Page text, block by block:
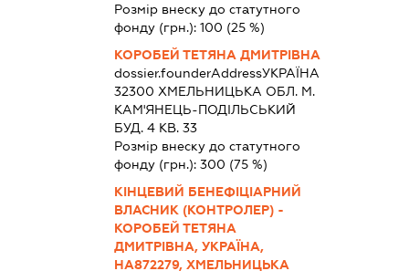
Розмір внеску до статутного
фонду (грн.): 100 (25 %)
КОРОБЕЙ ТЕТЯНА ДМИТРІВНА
dossier.founderAddressУКРАЇНА
32300 ХМЕЛЬНИЦЬКА ОБЛ. М.
КАМ'ЯНЕЦЬ-ПОДІЛЬСЬКИЙ
БУД. 4 КВ. 33
Розмір внеску до статутного
фонду (грн.): 300 (75 %)
КІНЦЕВИЙ БЕНЕФІЦІАРНИЙ
ВЛАСНИК (КОНТРОЛЕР) -
КОРОБЕЙ ТЕТЯНА
ДМИТРІВНА, УКРАЇНА,
НА872279, ХМЕЛЬНИЦЬКА